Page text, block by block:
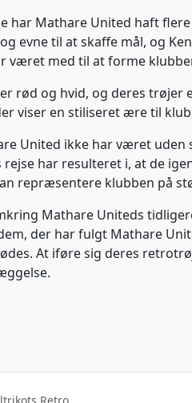
har Mathare United haft
evne til at skaffe mål, og
været med til at forme
rød og hvid, og deres
viser en stiliseret ære til
United ikke har været
rejse har resulteret i, at de
repræsentere klubben på
Mathare Uniteds
der har fulgt Mathare
At iføre sig deres